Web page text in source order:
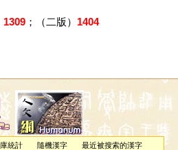
1309；（二版） 1404
統計 隨機漢字
最近被搜索的漢字